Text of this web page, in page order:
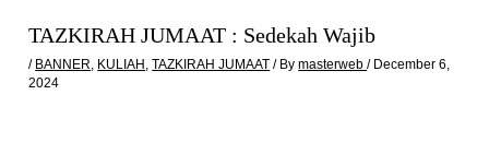
TAZKIRAH JUMAAT : Sedekah Wajib
/ BANNER, KULIAH ,TAZKIRAH JUMAAT / Bymasterweb/ December 6,
2024